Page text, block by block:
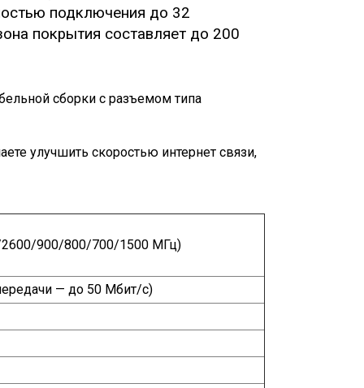
подключения до 32
покрытия составляет до 200
сборки с разъемом типа
улучшить скоростью интернет связи,
900/800/700/1500 МГц)
— до 50 Мбит/с)